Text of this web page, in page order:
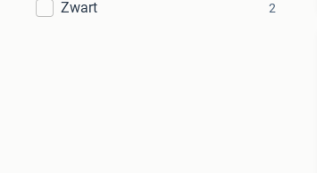
Zwart 2